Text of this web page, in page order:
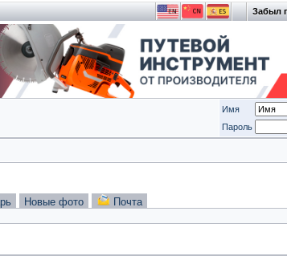
Забыл
Имя
Пароль
Новые фото Почта